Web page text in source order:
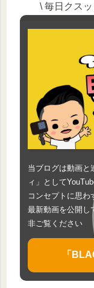
\ 毎日クス
当ブログは動画と
ィ」として
コンセプトに思わ
最新動画を公開し
非ご覧ください
「